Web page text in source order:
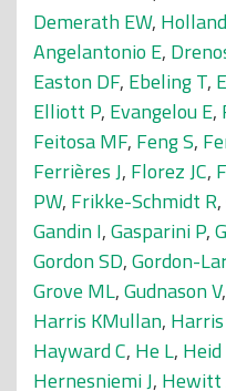
Demerath EW,
Angelantonio E,
Easton DF, Ebeling T,
Elliott P, Evangelou E,
Feitosa MF, Feng S,
Ferrières J, Florez JC,
PW, Frikke-Schmidt R,
Gandin I,Gasparini P,
Gordon SD,Gordon-
Grove ML,Gudnason V,
Harris KMullan,
Hayward C, He L,
Hernesniemi J, Hewitt